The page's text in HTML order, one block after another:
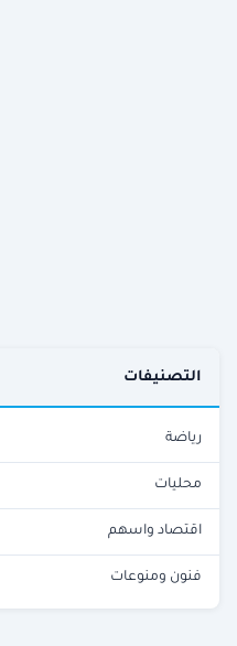
التصنيفات
رياضة
محليات
اقتصاد واسهم
فنون ومنوعات